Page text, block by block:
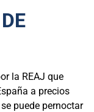
la REAJ que
a precios
se puede pernoctar